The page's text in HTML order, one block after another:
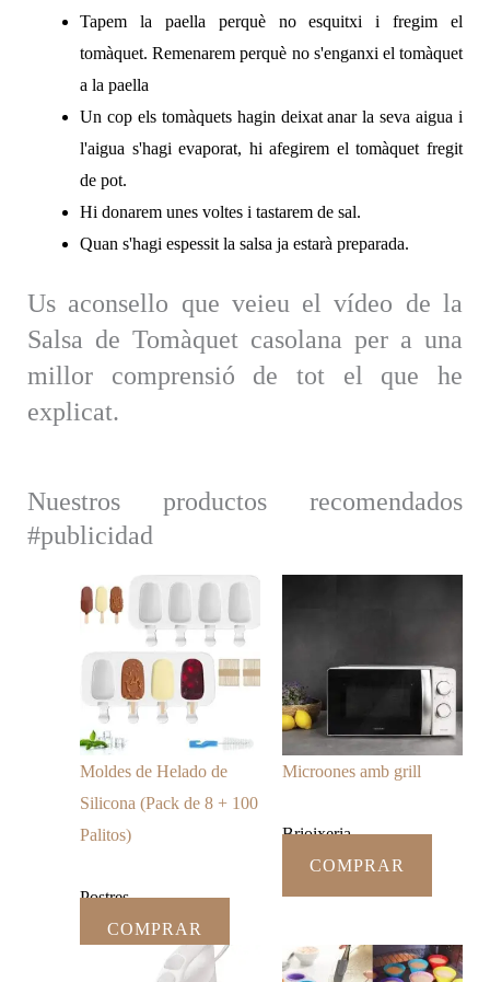
Tapem la paella perquè no esquitxi i fregim el
tomàquet. Remenarem perquè no s'enganxi el tomàquet
a la paella
Un cop els tomàquets hagin deixat anar la seva aigua i
l'aigua s'hagi evaporat, hi afegirem el tomàquet fregit
de pot.
Hi donarem unes voltes i tastarem de sal.
Quan s'hagi espessit la salsa ja estarà preparada.
Us aconsello que veieu el vídeo de la
Salsa de Tomàquet casolana per a una
millor comprensió de tot el que he
explicat.
Nuestros productos recomendados
#publicidad
Moldes de Helado de
Silicona (Pack de 8 + 100
Palitos)
Postres
COMPRAR
Microones amb grill
Brioixeria
COMPRAR